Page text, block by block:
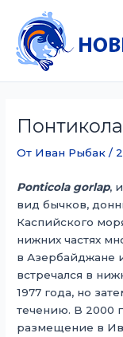
содержимому
От Иван Рыбак/
Ponticola gorlap,
вид бычков,
Каспийского
нижних частях
в Азербайджане
встречался в
1977 года, но
течению. В 2000
размещение в